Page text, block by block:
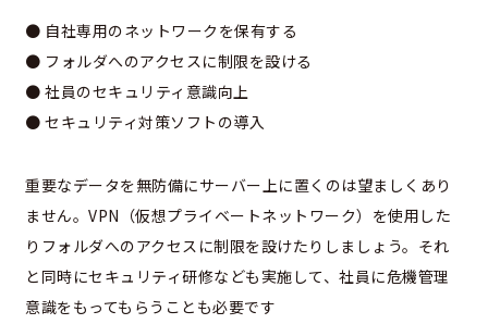
● 自社専用のネットワークを保有する
● フォルダへのアクセスに制限を設ける
● 社員のセキュリティ意識向上
● セキュリティ対策ソフトの導入
重要なデータを無防備にサーバー上に置くのは望ましくあり
ません。VPN（仮想プライベートネットワーク）を使用した
りフォルダへのアクセスに制限を設けたりしましょう。それ
と同時にセキュリティ研修なども実施して、社員に危機管理
意識をもってもらうことも必要です